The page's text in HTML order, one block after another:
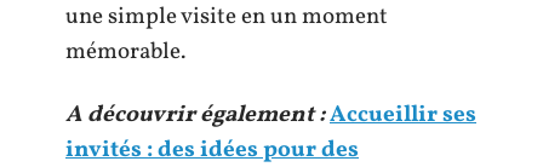
une simple visite en un moment
mémorable.
A découvrir également :Accueillir ses
invités : des idées pour des